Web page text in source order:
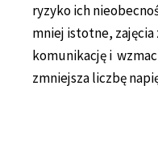
ryzyko ich
mniej istotne,
komunikację i
zmniejsza liczbę